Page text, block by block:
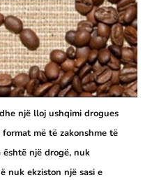
një lloj ushqimi drogues
më të zakonshme të
një drogë, nuk
nuk ekziston një sasi e